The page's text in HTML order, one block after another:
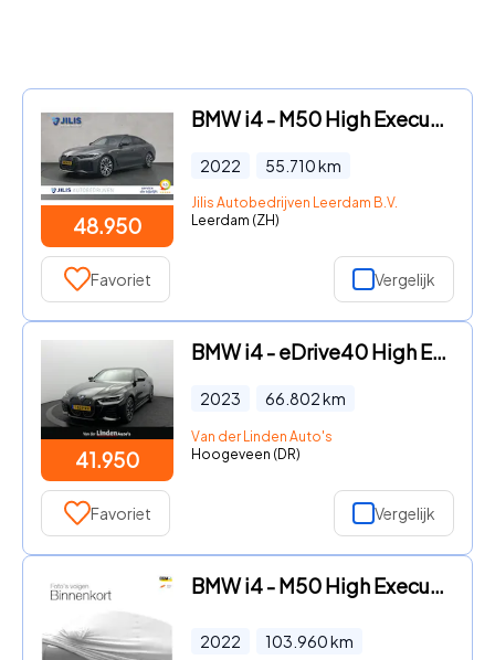
48.950
BMW i4 - M50 High Executive 84 kWh | Schuif-/kanteldak | Lederen bekl
2022 55.710km
Jilis Autobedrijven Leerdam B.V.
Leerdam (ZH)
Favoriet Vergelijk
41.950
BMW i4 - eDrive40 High Executive 84 kWh M-Sport SOH 95, 2% | Trekhaak
2023 66.802km
Van der Linden Auto's
Hoogeveen (DR)
Favoriet Vergelijk
BMW i4 - M50 High Executive 84 kWh | SOH 94% | Panoramadak | Stoelver
2022 103.960km